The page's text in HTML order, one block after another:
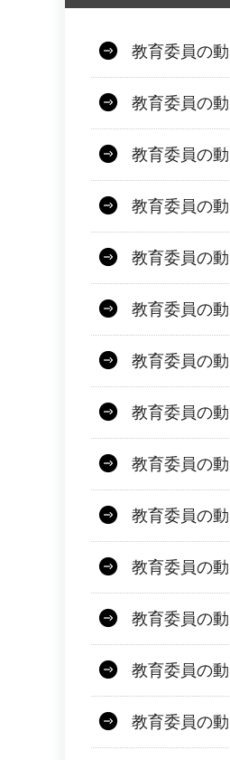
教育委員の
教育委員の
教育委員の
教育委員の
教育委員の
教育委員の
教育委員の
教育委員の
教育委員の
教育委員の
教育委員の
教育委員の
教育委員の
教育委員の